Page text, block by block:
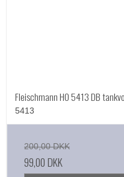
Fleischmann HO 5413 DB
5413
200,00 DKK
99,00 DKK